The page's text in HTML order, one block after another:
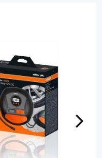
Next